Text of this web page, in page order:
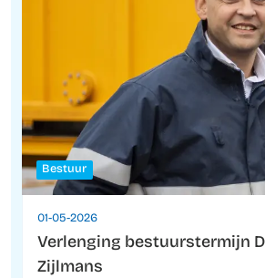
Bestuur
01-05-2026
Verlenging bestuurstermijn
Zijlmans